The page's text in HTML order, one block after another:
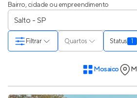
Bairro, cidade ou empreendimento
Quartos Status 1
Filtrar
Mosaico